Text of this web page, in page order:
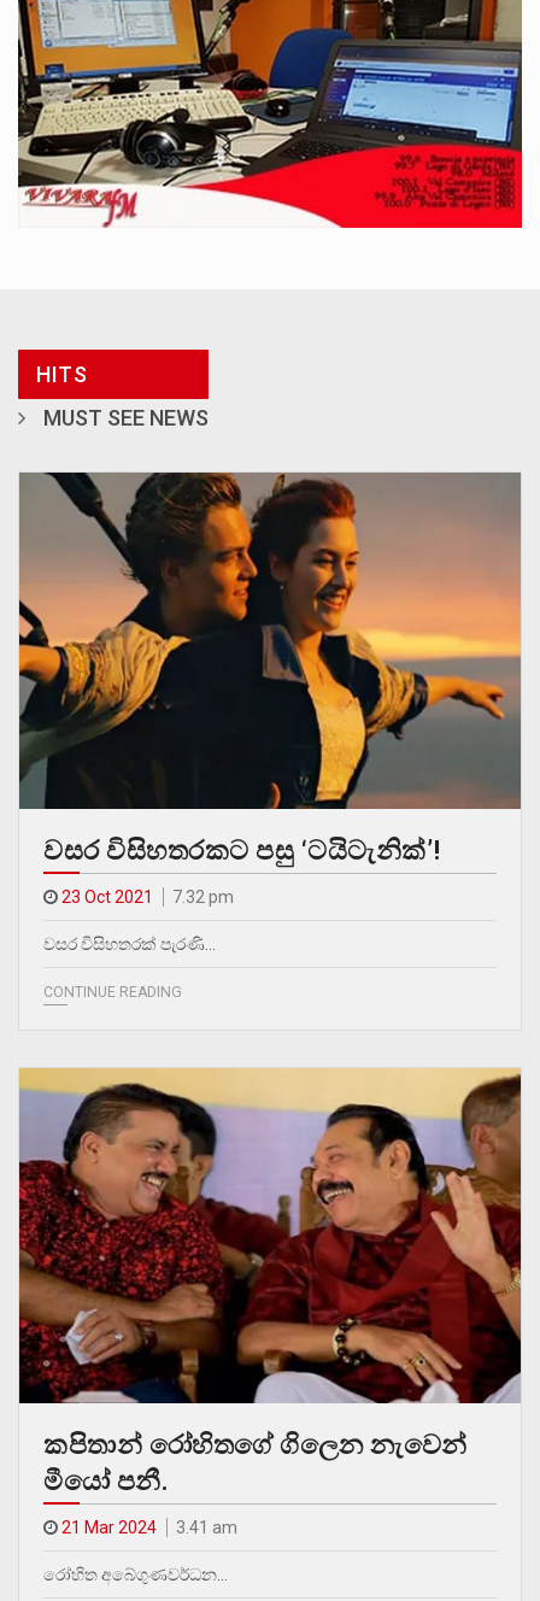
HITS
MUST SEE NEWS
වසර විසිහතරකට පසු ‘ටයිටැනික්’!
23 Oct 2021 7.32 pm
වසර විසිහතරක් පැරණි…
CONTINUE READING
කපිතාන් රෝහිතගේ ගිලෙන නැවෙන්
මීයෝ පනී.
21 Mar 2024 3.41 am
රෝහිත අබේගුණවර්ධන…